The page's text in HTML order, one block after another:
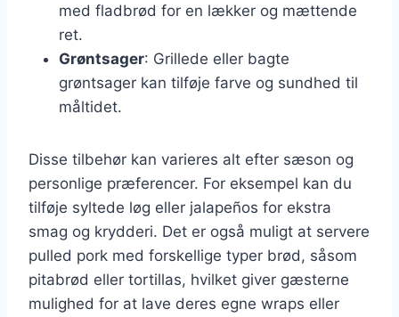
med fladbrød for en lækker og mættende
ret.
Grøntsager: Grillede eller bagte
grøntsager kan tilføje farve og sundhed til
måltidet.
Disse tilbehør kan varieres alt efter sæson og
personlige præferencer. For eksempel kan du
tilføje syltede løg eller jalapeños for ekstra
smag og krydderi. Det er også muligt at servere
pulled pork med forskellige typer brød, såsom
pitabrød eller tortillas, hvilket giver gæsterne
mulighed for at lave deres egne wraps eller